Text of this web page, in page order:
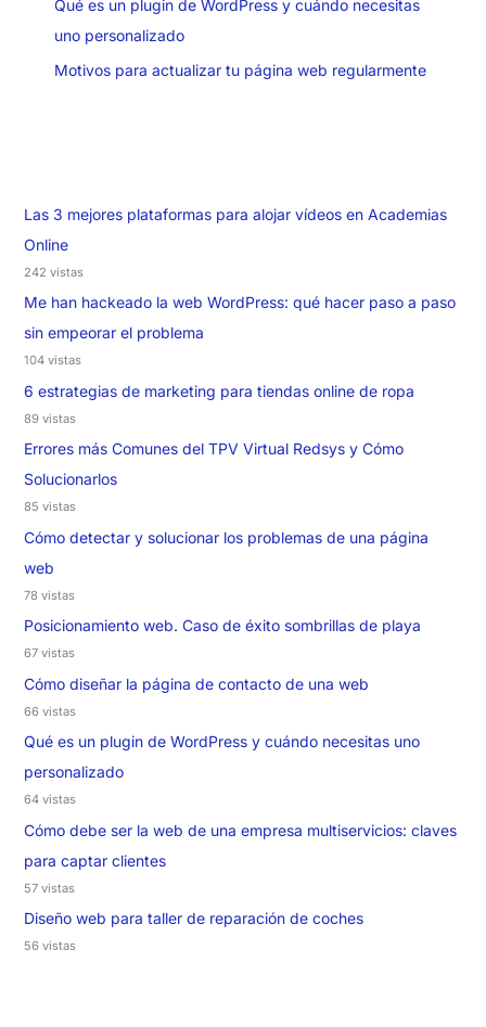
Qué es un plugin de WordPress y cuándo necesitas
uno personalizado
Motivos para actualizar tu página web regularmente
Las 3 mejores plataformas para alojar vídeos en Academias
Online
242 vistas
Me han hackeado la web WordPress: qué hacer paso a paso
sin empeorar el problema
104 vistas
6 estrategias de marketing para tiendas online de ropa
89 vistas
Errores más Comunes del TPV Virtual Redsys y Cómo
Solucionarlos
85 vistas
Cómo detectar y solucionar los problemas de una página
web
78 vistas
Posicionamiento web. Caso de éxito sombrillas de playa
67 vistas
Cómo diseñar la página de contacto de una web
66 vistas
Qué es un plugin de WordPress y cuándo necesitas uno
personalizado
64 vistas
Cómo debe ser la web de una empresa multiservicios: claves
para captar clientes
57 vistas
Diseño web para taller de reparación de coches
56 vistas